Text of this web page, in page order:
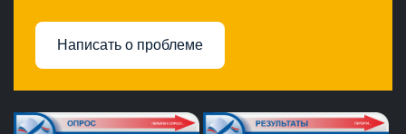
Написать о проблеме